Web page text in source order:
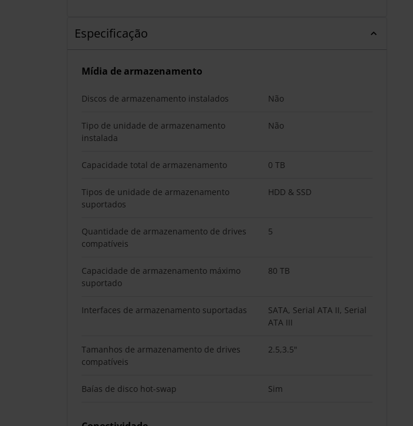
Especificação
Mídia de armazenamento
Discos de armazenamento instalados Não
Tipo de unidade de armazenamento
instalada
Não
Capacidade total de armazenamento 0 TB
Tipos de unidade de armazenamento
suportados
HDD & SSD
Quantidade de armazenamento de drives
compatíveis
5
Capacidade de armazenamento máximo
suportado
80 TB
Interfaces de armazenamento suportadas
SATA, Serial ATA II, Serial
ATA III
Tamanhos de armazenamento de drives
compatíveis
2.5,3.5"
Baías de disco hot-swap Sim